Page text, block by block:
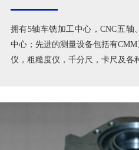
拥有5轴车铣加工中心，CNC五轴
中心；先进的测量设备包括有
仪，粗糙度仪，千分尺，卡尺及各